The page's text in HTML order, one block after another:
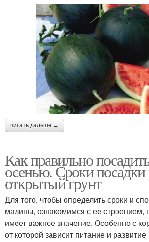
читать дальше →
Как правильно
осенью. Сроки посадки
открытый грунт
Для того, чтобы определить сроки и
малины, ознакомимся с ее строением,
имеет важное значение. Особенно с
от которой зависит питание и